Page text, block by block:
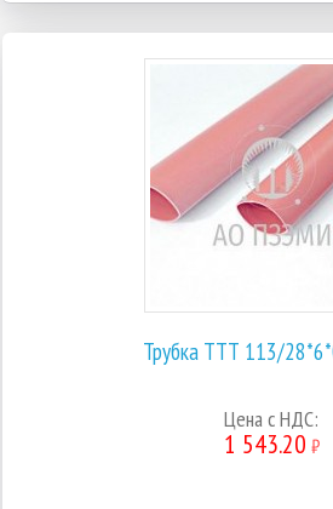
Трубка ТТТ 113/
Цена с НДС:
1 543.20 ₽